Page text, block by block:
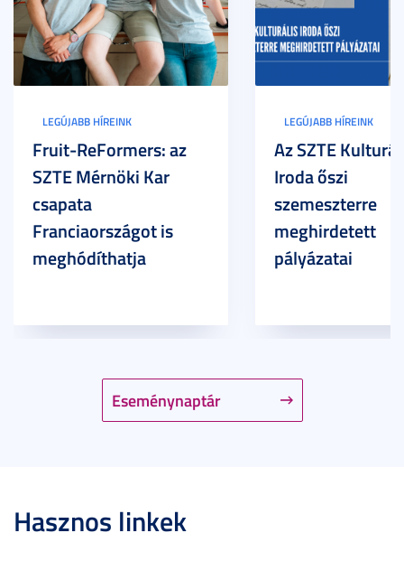
Eseménynaptár
LEGÚJABB HÍREINK
Fruit-ReFormers: az
SZTE Mérnöki Kar
csapata
Franciaországot is
meghódíthatja
LEGÚJABB HÍREINK
Az SZTE
Iroda őszi
szemeszterre
meghirdetett
pályázatai
Hasznos linkek